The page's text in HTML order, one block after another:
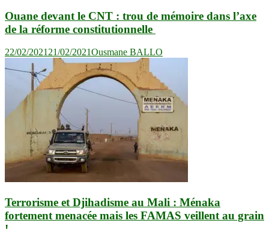
Ouane devant le CNT : trou de mémoire dans l’axe
de la réforme constitutionnelle
22/02/2021 21/02/2021Ousmane BALLO
Terrorisme et Djihadisme au Mali : Ménaka
fortement menacée mais les FAMAS veillent au grain